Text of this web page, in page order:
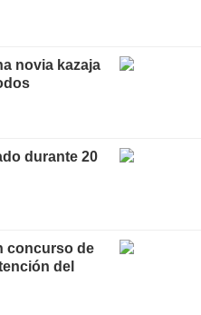
novia kazaja
durante 20
concurso de
del